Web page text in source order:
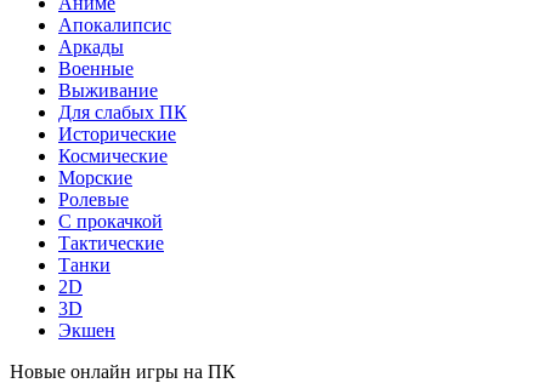
Апокалипсис
Аркады
Военные
Выживание
Для слабых ПК
Исторические
Космические
Морские
Ролевые
С прокачкой
Тактические
Танки
2D
3D
Экшен
Новые онлайн игры на ПК